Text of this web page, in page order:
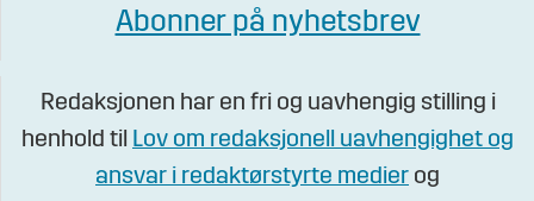
Abonner på nyhetsbrev
Redaksjonen har en fri og uavhengig stilling i
henhold til Lov om redaksjonell uavhengighet og
ansvar i redaktørstyrte medier og